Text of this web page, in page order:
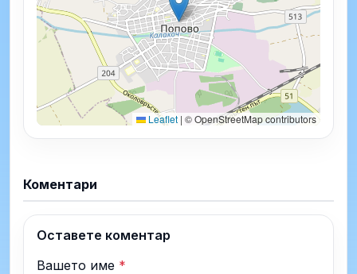
Leaflet | © OpenStreetMap contributors
Коментари
Оставете коментар
Вашето име *